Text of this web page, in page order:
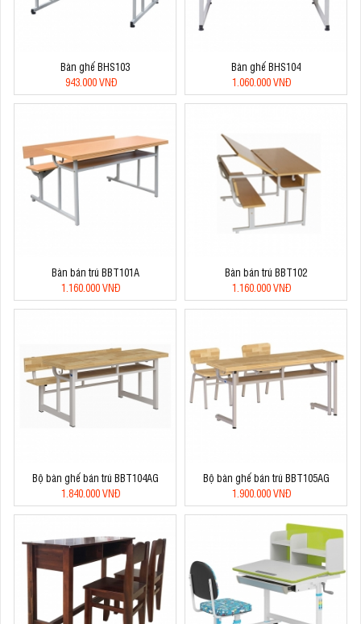
Bàn ghế BHS103
943.000 VNĐ
Bàn ghế BHS104
1.060.000 VNĐ
Bàn bán trú BBT101A
1.160.000 VNĐ
Bàn bán trú BBT102
1.160.000 VNĐ
Bộ bàn ghế bán trú BBT104AG
1.840.000 VNĐ
Bộ bàn ghế bán trú BBT105AG
1.900.000 VNĐ